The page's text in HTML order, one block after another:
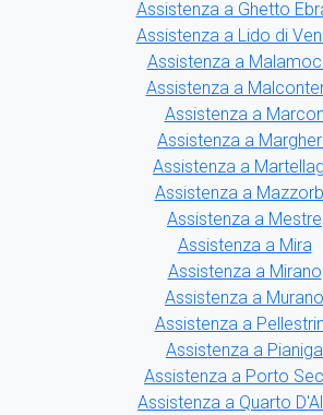
Assistenza a Ghetto
Assistenza a Lido di
Assistenza a
Assistenza a
Assistenza a Marcon
Assistenza a
Assistenza a
Assistenza a
Assistenza a Mestre
Assistenza a Mira
Assistenza a Mirano
Assistenza a Murano
Assistenza a
Assistenza a Pianiga
Assistenza a Porto
Assistenza a Quarto